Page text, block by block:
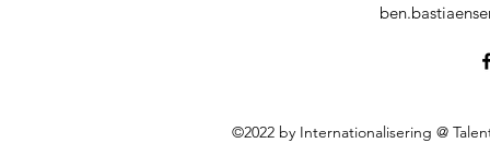
©2022 by Internationalisering @